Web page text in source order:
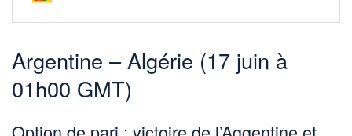
Argentine – Algérie (17 juin à
01h00 GMT)